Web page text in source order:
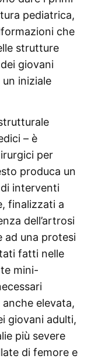
pediatrica,
che
strutture
giovani
iniziale
– è
per
produca un
interventi
finalizzati a
dell’artrosi
ad una protesi
fatti nelle
mini-
elevata,
giovani adulti,
più severe
di femore e